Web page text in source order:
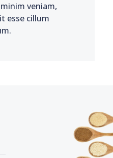
veniam,
esse cillum